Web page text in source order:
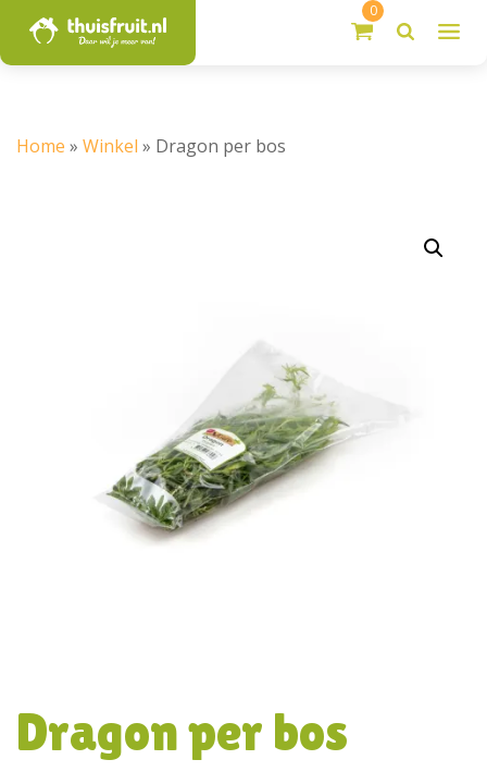
0
Home » Winkel » Dragon per bos
Dragon per bos